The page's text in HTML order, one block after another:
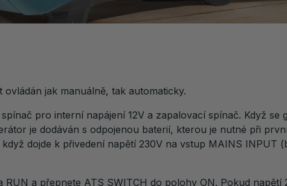
jak manuálně, tak automaticky.
pro interní napájení 12V a zapalovací spínač. Když se
je dodáván s odpojenou baterií, kterou je nutné při
dojde k přivedení napětí 230V na vstup MAINS INPUT
a přepnete ATS SWITCH do polohy ON. Pokud napětí